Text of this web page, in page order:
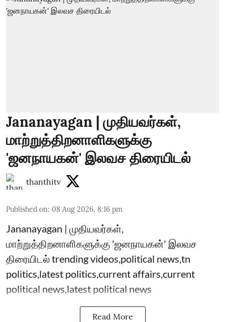
Jananayagan | முதியவர்கள்,
மாற்றுத்திறனாளிகளுக்கு
'ஜனநாயகன்' இலவச திரையிடல்
thanthitv
Published on: 08 Aug 2026, 8:16 pm
Jananayagan | முதியவர்கள்,
மாற்றுத்திறனாளிகளுக்கு 'ஜனநாயகன்' இலவச
திரையிடல் trending videos,political news,tn
politics,latest politics,current affairs,current
political news,latest political news
Read More